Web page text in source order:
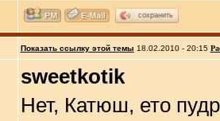
сохранить
Показать ссылку этой темы 18.02.2010 - 20:15
sweetkotik
Нет, Катюш, ето